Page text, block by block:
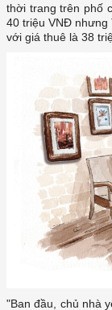
thời trang trên phố
40 triệu VNĐ nhưng
với giá thuê là 38